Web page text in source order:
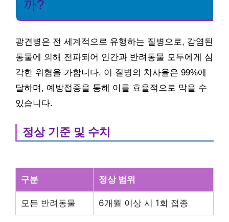
까?
광견병은 전 세계적으로 유행하는 질병으로, 감염된
동물에 의해 전파되어 인간과 반려동물 모두에게 심
각한 위협을 가합니다. 이 질병의 치사율은 99%에
달하며, 예방접종을 통해 이를 효율적으로 막을 수
있습니다.
정상 기준 및 수치
구분 정상 범위
모든 반려동물 6개월 이상 시 1회 접종